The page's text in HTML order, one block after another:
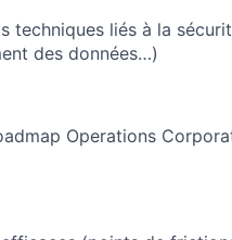
techniques liés à la
des données…)
Operations